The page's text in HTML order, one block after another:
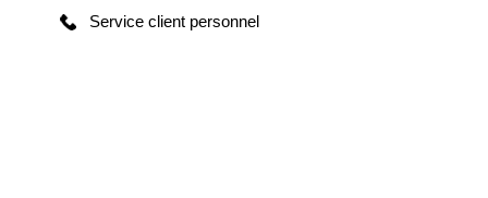
Service client personnel